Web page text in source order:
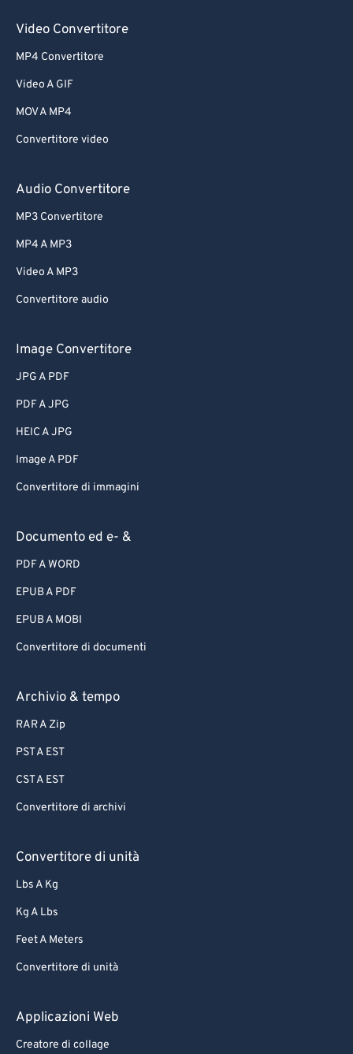
Video Convertitore
MP4 Convertitore
Video A GIF
MOV A MP4
Convertitore video
Audio Convertitore
MP3 Convertitore
MP4 A MP3
Video A MP3
Convertitore audio
Image Convertitore
JPG A PDF
PDF A JPG
HEIC A JPG
Image A PDF
Convertitore di immagini
Documento ed e- &
PDF A WORD
EPUB A PDF
EPUB A MOBI
Convertitore di documenti
Archivio & tempo
RAR A Zip
PST A EST
CST A EST
Convertitore di archivi
Convertitore di unità
Lbs A Kg
Kg A Lbs
Feet A Meters
Convertitore di unità
Applicazioni Web
Creatore di collage